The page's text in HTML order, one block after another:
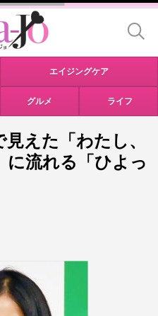
エイジングケア
グルメ ライフ
えた「わたし、
に流れる「ひよっ